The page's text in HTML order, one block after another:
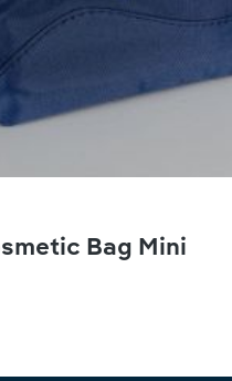
Bag Mini